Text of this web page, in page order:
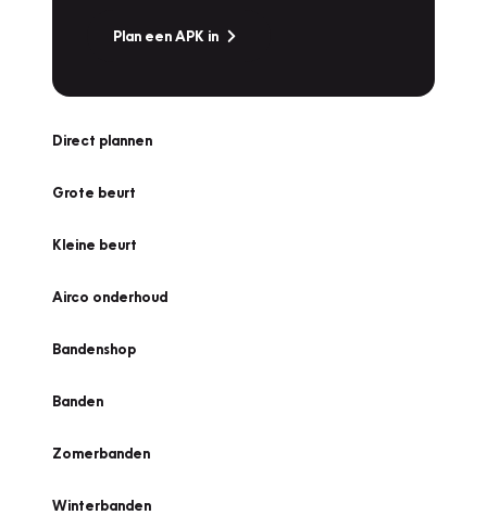
Plan een APK in
Direct plannen
Grote beurt
Kleine beurt
Airco onderhoud
Bandenshop
Banden
Zomerbanden
Winterbanden